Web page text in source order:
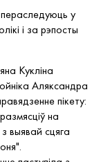
у
і за рэпосты
Кукліна
Аляксандра
пікету:
на
выявай сцяга